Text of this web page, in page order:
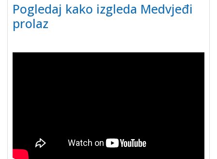
Pogledaj kako izgleda Medvjeđi
prolaz